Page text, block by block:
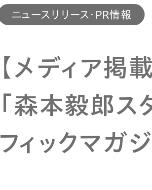
ニュースリリース・PR情報
【メディア掲
「森本毅郎ス
フィックマガ